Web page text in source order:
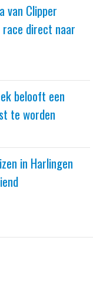
van Clipper
race direct naar
belooft een
te worden
in Harlingen